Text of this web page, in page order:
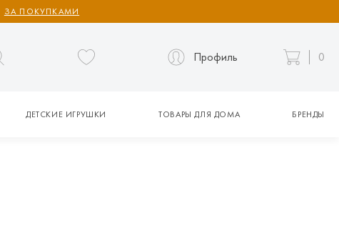
ЗА ПОКУПКАМИ
Профиль 0
ДЕТСКИЕ ИГРУШКИ ТОВАРЫ ДЛЯ ДОМА БРЕНДЫ